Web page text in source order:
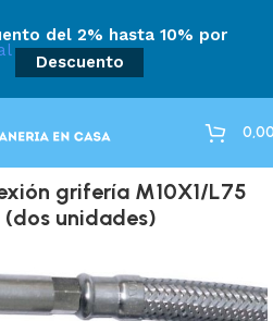
del 2% hasta 10% por
Descuento
grifería M10X1/L75
(dos unidades)